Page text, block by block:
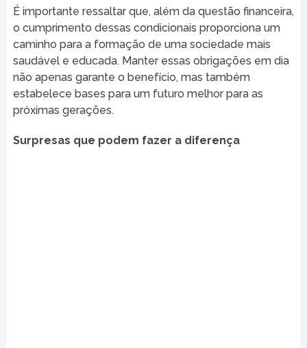
É importante ressaltar que, além da questão financeira,
o cumprimento dessas condicionais proporciona um
caminho para a formação de uma sociedade mais
saudável e educada. Manter essas obrigações em dia
não apenas garante o benefício, mas também
estabelece bases para um futuro melhor para as
próximas gerações.
Surpresas que podem fazer a diferença